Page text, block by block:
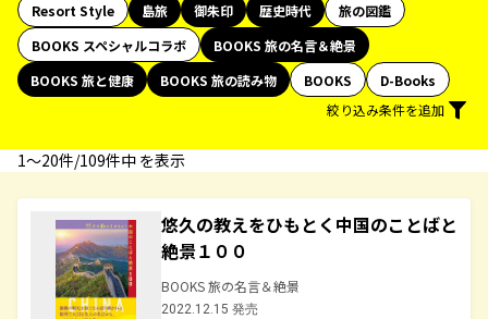
Resort Style
島旅 御朱印 歴史時代
旅の図鑑
BOOKS スペシャルコラボ
BOOKS 旅の名言＆絶景
BOOKS 旅と健康
BOOKS 旅の読み物 BOOKS
D-Books
絞り込み条件を追加
1〜20件/109件中 を表示
悠久の教えをひもとく中国のことばと
絶景１００
BOOKS 旅の名言＆絶景
2022.12.15 発売